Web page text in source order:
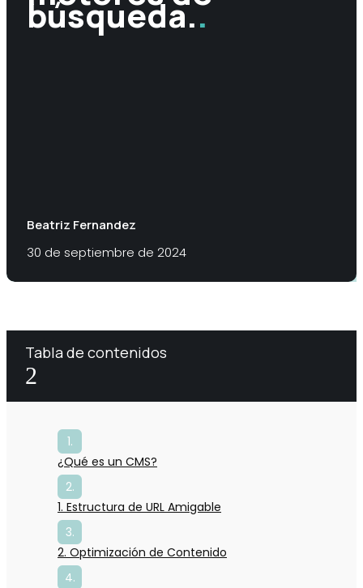
búsqueda..
Beatriz Fernandez
30 de septiembre de 2024
Tabla de contenidos
2
¿Qué es un CMS?
1. Estructura de URL Amigable
2. Optimización de Contenido